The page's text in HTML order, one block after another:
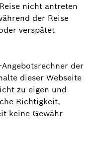
nicht antreten
der Reise
verspätet
der
dieser Webseite
zu eigen und
Richtigkeit,
keine Gewähr